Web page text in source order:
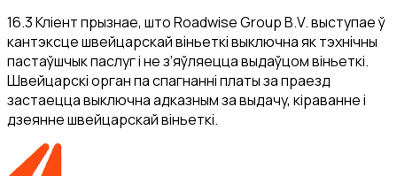
16.3 Кліент прызнае, што Roadwise Group B.V. выступае ў
кантэксце швейцарскай віньеткі выключна як тэхнічны
пастаўшчык паслуг і не з’яўляецца выдаўцом віньеткі.
Швейцарскі орган па спагнанні платы за праезд
застаецца выключна адказным за выдачу, кіраванне і
дзеянне швейцарскай віньеткі.